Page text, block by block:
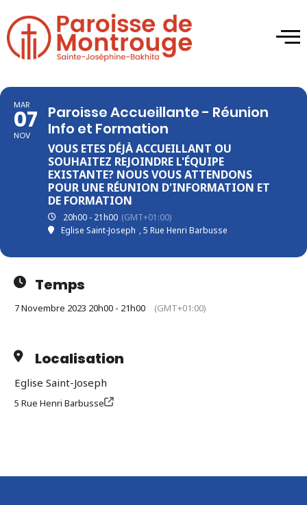
MAR
07
NOV
Paroisse Accueillante - Réunion
Info et Formation
VOUS ETES DÉJÀ ACCUEILLANT OU
SOUHAITEZ REJOINDRE L'ÉQUIPE
EXISTANTE? NOUS VOUS ATTENDONS
POUR UNE RÉUNION D'INFORMATION ET
DE FORMATION
20h00 - 21h00 (GMT+01:00)
Eglise Saint-Joseph , 5 Rue Henri Barbusse
Temps
7 Novembre 2023 20h00 - 21h00 (GMT+01:00)
Localisation
Eglise Saint-Joseph
5 Rue Henri Barbusse